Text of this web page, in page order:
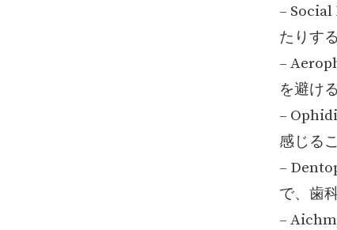
–
たりす
–
を避け
–
感じる
–
で、歯
–